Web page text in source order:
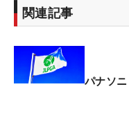
関連記事
パナソ